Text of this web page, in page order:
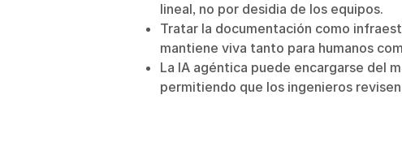
lineal, no por desidia de los equipos.
Tratar la documentación como
mantiene viva tanto para humanos
La IA agéntica puede encargarse del
permitiendo que los ingenieros